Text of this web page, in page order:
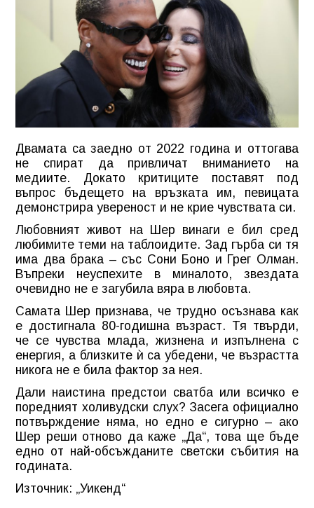
Двамата са заедно от 2022 година и оттогава
не спират да привличат вниманието на
медиите. Докато критиците поставят под
въпрос бъдещето на връзката им, певицата
демонстрира увереност и не крие чувствата си.
Любовният живот на Шер винаги е бил сред
любимите теми на таблоидите. Зад гърба си тя
има два брака – със Сони Боно и Грег Олман.
Въпреки неуспехите в миналото, звездата
очевидно не е загубила вяра в любовта.
Самата Шер признава, че трудно осъзнава как
е достигнала 80-годишна възраст. Тя твърди,
че се чувства млада, жизнена и изпълнена с
енергия, а близките ѝ са убедени, че възрастта
никога не е била фактор за нея.
Дали наистина предстои сватба или всичко е
поредният холивудски слух? Засега официално
потвърждение няма, но едно е сигурно – ако
Шер реши отново да каже „Да“, това ще бъде
едно от най-обсъжданите светски събития на
годината.
Източник: „Уикенд“